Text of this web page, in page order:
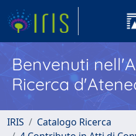
Benvenuti
Ricerca
IRIS
Catalogo Ricerca